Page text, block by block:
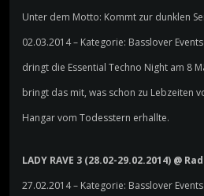
Unter dem Motto: Kommt zur dunklen
02.03.2014 – Kategorie: Basslover
dringt die Essential Techno Night am 8
bringt das mit, was schon zu Lebzeiten
Hangar vom Todesstern erhallte.
LADY RAVE 3 (28.02-29.02.2014) @
27.02.2014 – Kategorie: Basslover